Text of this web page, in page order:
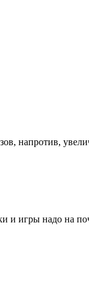
напротив,
и игры надо на